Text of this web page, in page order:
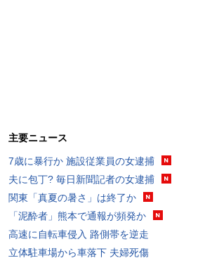
主要ニュース
7歳に暴行か 施設従業員の女逮捕
夫に包丁? 毎日新聞記者の女逮捕
関東「真夏の暑さ」は終了か
「泥酔者」熊本で通報が頻発か
高速に自転車侵入 路側帯を逆走
立体駐車場から車落下 夫婦死傷